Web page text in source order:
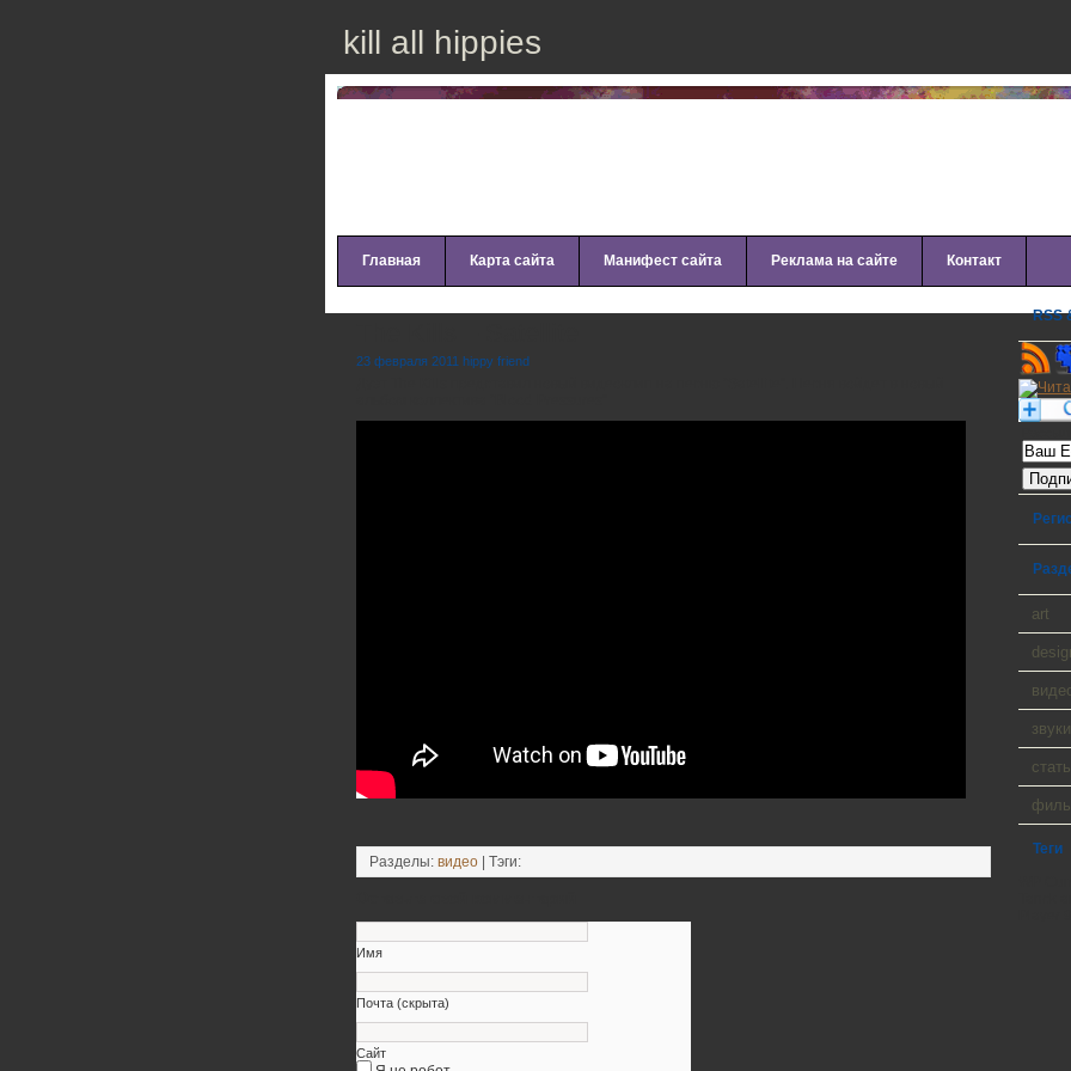
kill all hippies
Главная Карта сайта Манифест сайта Реклама на сайте Контакт
23 февраля 2011 hippy friend
Разделы: видео | Тэги:
Имя
Почта (скрыта)
Сайт
RSS
art
звуки
Теги